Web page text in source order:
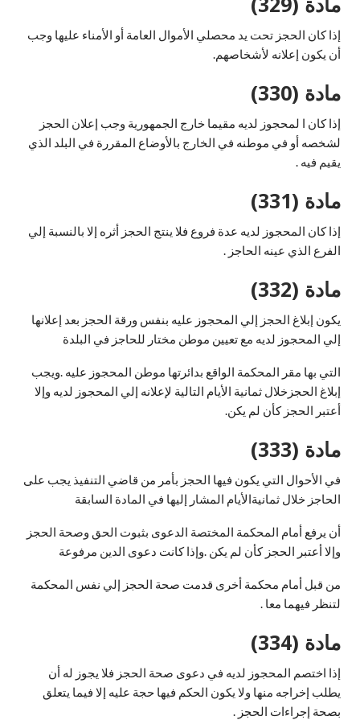
إذا كان الحجز تحت يد محصلي الأموال العامة أو الأمناء عليها وجب
أن يكون إعلانه لأشخاصهم.
مادة (330)
إذا كان ا لمحجوز لديه مقيما خارج الجمهورية وجب إعلان الحجز
لشخصه أو في موطنه في الخارج بالأوضاع المقررة في البلد الذي
يقيم فيه .
مادة (331)
إذا كان المحجوز لديه عدة فروع فلا ينتج الحجز أثره إلا بالنسبة إلي
الفرع الذي عينه الحاجز .
مادة (332)
يكون إبلاغ الحجز إلي المحجوز عليه بنفس ورقة الحجز بعد إعلانها
إلي المحجوز لديه مع تعيين موطن مختار للحاجز في البلدة
التي بها مقر المحكمة الواقع بدائرتها موطن المحجوز عليه .ويجب
إبلاغ الحجزخلال ثمانية الأيام التالية لإعلانه إلي المحجوز لديه وإلا
أعتبر الحجز كأن لم يكن.
مادة (333)
في الأحوال التي يكون فيها الحجز بأمر من قاضي التنفيذ يجب على
الحاجز خلال ثمانيةالأيام المشار إليها في المادة السابقة
أن يرفع أمام المحكمة المختصة الدعوى بثبوت الحق وصحة الحجز
وإلا أعتبر الحجز كأن لم يكن .وإذا كانت دعوى الدين مرفوعة
من قبل أمام محكمة أخرى قدمت صحة الحجز إلي نفس المحكمة
لتنظر فيهما معا .
مادة (334)
إذا اختصم المحجوز لديه في دعوى صحة الحجز فلا يجوز له أن
يطلب إخراجه منها ولا يكون الحكم فيها حجة عليه إلا فيما يتعلق
بصحة إجراءات الحجز .